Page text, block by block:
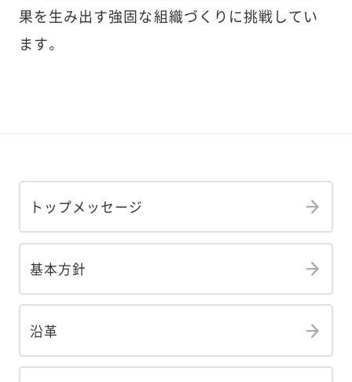
果を生み出す強固な組織づくりに挑戦してい
ます。
トップメッセージ
基本方針
沿革